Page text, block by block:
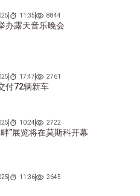
11:35 8844
办露天音乐晚会
17:47 2761
付72辆新车
10:24 2722
”展览将在莫斯科开幕
11:36 2645